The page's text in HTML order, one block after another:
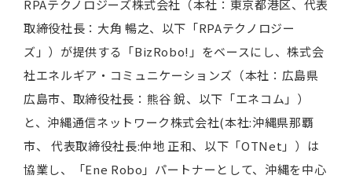
RPAテクノロジーズ株式会社（本社：東京都港区、代表
取締役社長：大角 暢之、以下「RPAテクノロジー
ズ」）が提供する「BizRobo!」をベースにし、株式会
社エネルギア・コミュニケーションズ（本社：広島県
広島市、取締役社長：熊谷 銳、以下「エネコム」）
と、沖縄通信ネットワーク株式会社(本社:沖縄県那覇
市、 代表取締役社長:仲地 正和、以下「OTNet」）は
協業し、「Ene Robo」パートナーとして、沖縄を中心